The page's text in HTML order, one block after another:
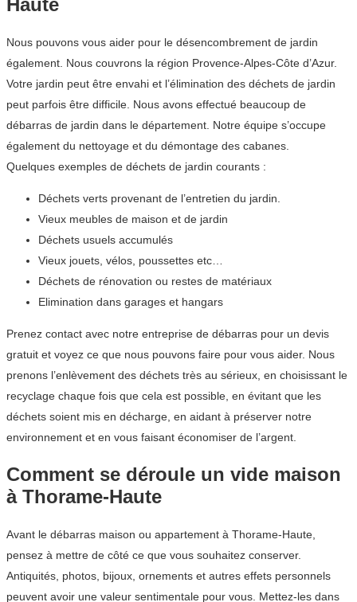
Haute
Nous pouvons vous aider pour le désencombrement de jardin
également. Nous couvrons la région Provence-Alpes-Côte d’Azur.
Votre jardin peut être envahi et l’élimination des déchets de jardin
peut parfois être difficile. Nous avons effectué beaucoup de
débarras de jardin dans le département. Notre équipe s’occupe
également du nettoyage et du démontage des cabanes.
Quelques exemples de déchets de jardin courants :
Déchets verts provenant de l’entretien du jardin.
Vieux meubles de maison et de jardin
Déchets usuels accumulés
Vieux jouets, vélos, poussettes etc…
Déchets de rénovation ou restes de matériaux
Elimination dans garages et hangars
Prenez contact avec notre entreprise de débarras pour un devis
gratuit et voyez ce que nous pouvons faire pour vous aider. Nous
prenons l’enlèvement des déchets très au sérieux, en choisissant le
recyclage chaque fois que cela est possible, en évitant que les
déchets soient mis en décharge, en aidant à préserver notre
environnement et en vous faisant économiser de l’argent.
Comment se déroule un vide maison
à Thorame-Haute
Avant le débarras maison ou appartement à Thorame-Haute,
pensez à mettre de côté ce que vous souhaitez conserver.
Antiquités, photos, bijoux, ornements et autres effets personnels
peuvent avoir une valeur sentimentale pour vous. Mettez-les dans